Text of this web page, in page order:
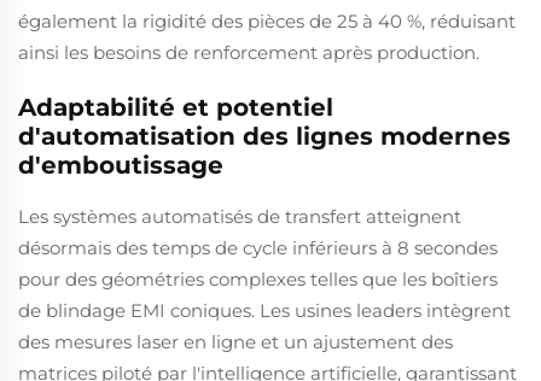
également la rigidité des pièces de 25 à 40 %, réduisant
ainsi les besoins de renforcement après production.
Adaptabilité et potentiel
d'automatisation des lignes modernes
d'emboutissage
Les systèmes automatisés de transfert atteignent
désormais des temps de cycle inférieurs à 8 secondes
pour des géométries complexes telles que les boîtiers
de blindage EMI coniques. Les usines leaders intègrent
des mesures laser en ligne et un ajustement des
matrices piloté par l'intelligence artificielle, garantissant